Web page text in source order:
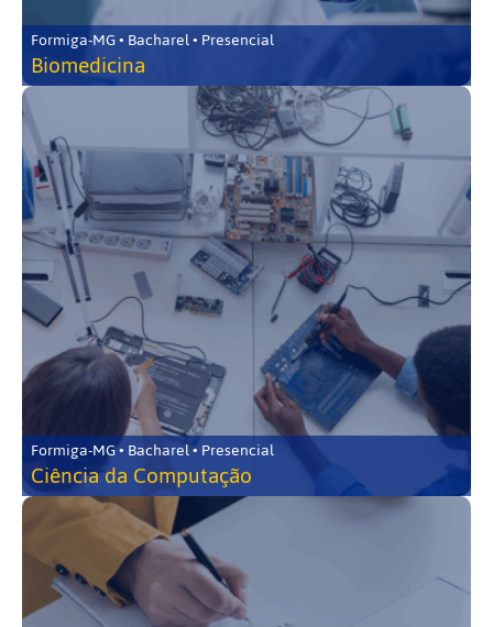
Formiga-MG • Bacharel • Presencial
Biomedicina
Formiga-MG • Bacharel • Presencial
Ciência da Computação